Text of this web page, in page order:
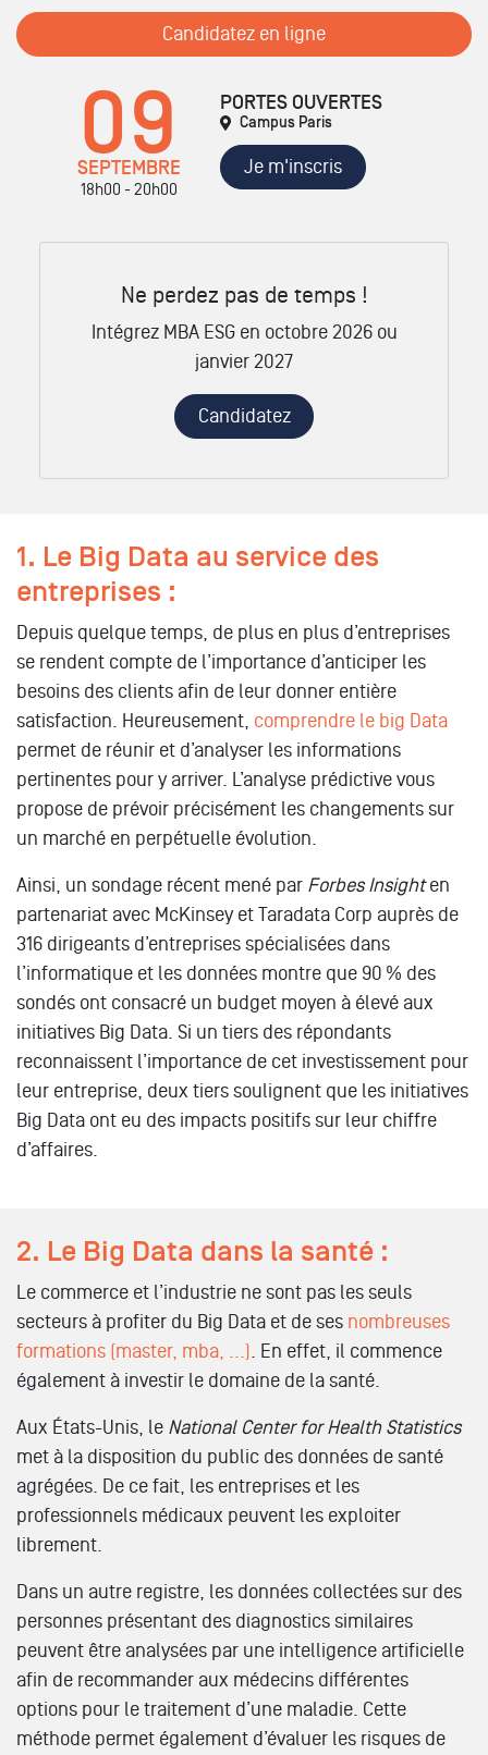
Candidatez en ligne
09
SEPTEMBRE
18h00 - 20h00
PORTES OUVERTES
Campus Paris
Je m'inscris
Ne perdez pas de temps !
Intégrez MBA ESG en octobre 2026 ou
janvier 2027
Candidatez
1. Le Big Data au service des
entreprises :
Depuis quelque temps, de plus en plus d’entreprises
se rendent compte de l’importance d’anticiper les
besoins des clients afin de leur donner entière
satisfaction. Heureusement, comprendre le big Data
permet de réunir et d’analyser les informations
pertinentes pour y arriver. L’analyse prédictive vous
propose de prévoir précisément les changements sur
un marché en perpétuelle évolution.
Ainsi, un sondage récent mené par Forbes Insighten
partenariat avec McKinsey et Taradata Corp auprès de
316 dirigeants d’entreprises spécialisées dans
l’informatique et les données montre que 90 % des
sondés ont consacré un budget moyen à élevé aux
initiatives Big Data. Si un tiers des répondants
reconnaissent l’importance de cet investissement pour
leur entreprise, deux tiers soulignent que les initiatives
Big Data ont eu des impacts positifs sur leur chiffre
d’affaires.
2. Le Big Data dans la santé :
Le commerce et l’industrie ne sont pas les seuls
secteurs à profiter du Big Data et de ses nombreuses
formations (master, mba, ...) . En effet, il commence
également à investir le domaine de la santé.
Aux États-Unis, le National Center for Health Statistics
met à la disposition du public des données de santé
agrégées. De ce fait, les entreprises et les
professionnels médicaux peuvent les exploiter
librement.
Dans un autre registre, les données collectées sur des
personnes présentant des diagnostics similaires
peuvent être analysées par une intelligence artificielle
afin de recommander aux médecins différentes
options pour le traitement d’une maladie. Cette
méthode permet également d’évaluer les risques de